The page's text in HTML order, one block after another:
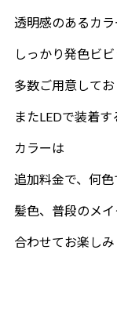
透明感のあるカラ
しっかり発色ビ
多数ご用意して
またLEDで装着
カラーは
追加料金で、何
髪色、普段のメ
合わせてお楽し